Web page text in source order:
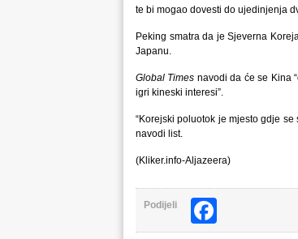
te bi mogao dovesti do ujedinjenja
Peking smatra da je Sjeverna
Japanu.
Global Times navodi da će se Kina
igri kineski interesi”.
“Korejski poluotok je mjesto gdje
navodi list.
(Kliker.info-Aljazeera)
Podijeli